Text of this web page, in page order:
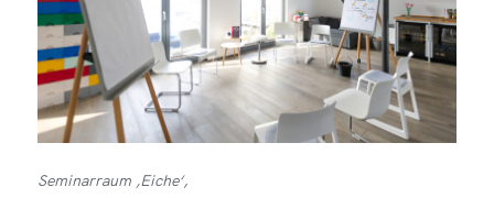
Seminarraum ‚Eiche‘,